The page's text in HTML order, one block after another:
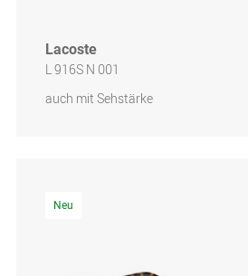
Lacoste
L 916S N 001
auch mit Sehstärke
Neu